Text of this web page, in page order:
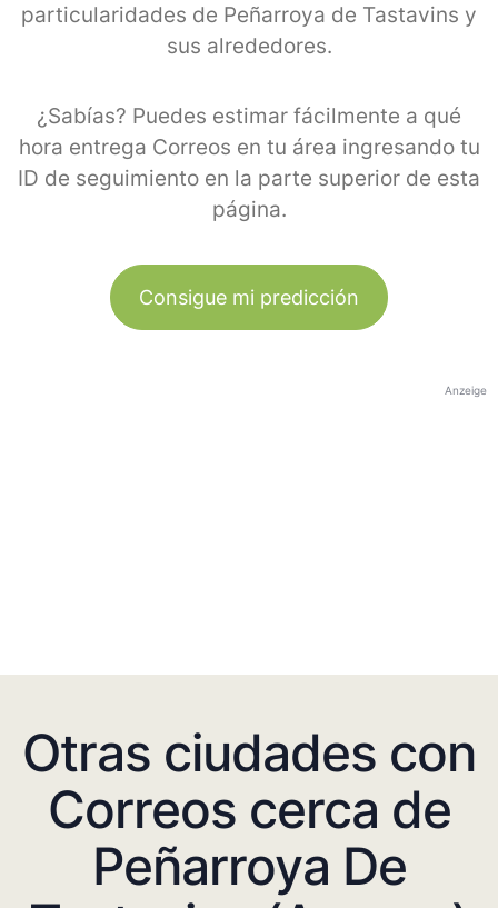
particularidades de Peñarroya de Tastavins y
sus alrededores.
¿Sabías? Puedes estimar fácilmente a qué
hora entrega Correos en tu área ingresando tu
ID de seguimiento en la parte superior de esta
página.
Consigue mi predicción
Anzeige
Otras ciudades con
Correos cerca de
Peñarroya De